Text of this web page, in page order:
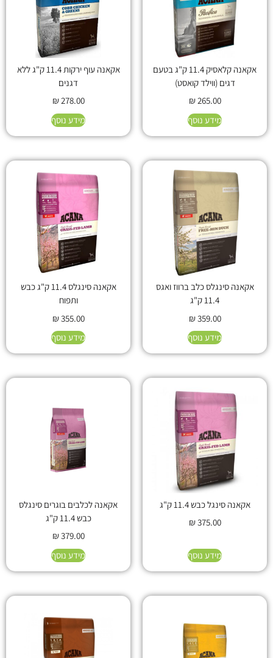
אקאנה קלאסיק 11.4 ק"ג בטעם
דגים (ווילד קואסט)
₪265.00
מידע נוסף
אקאנה עוף ירקות 11.4 ק"ג ללא
דגנים
₪278.00
מידע נוסף
אקאנה סינגלס כלב ברווז ואגס
11.4 ק"ג
₪359.00
מידע נוסף
אקאנה סינגלס 11.4 ק"ג כבש
ותפוח
₪355.00
מידע נוסף
אקאנה סינגל כבש 11.4 ק"ג
₪375.00
מידע נוסף
אקאנה לכלבים בוגרים סינגלס
כבש 11.4 ק"ג
₪379.00
מידע נוסף